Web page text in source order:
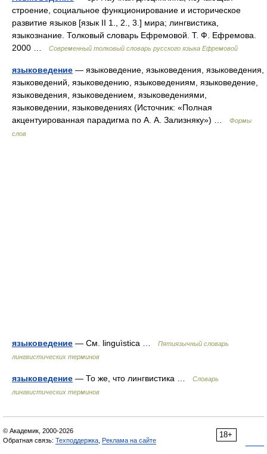
строение, социальное функционирование и историческое
развитие языков [язык II 1., 2., 3.] мира; лингвистика,
языкознание. Толковый словарь Ефремовой. Т. Ф. Ефремова.
2000 …
Современный толковый словарь русского языка Ефремовой
языковедение — языковедение, языковедения, языковедения,
языковедений, языковедению, языковедениям, языковедение,
языковедения, языковедением, языковедениями,
языковедении, языковедениях (Источник: «Полная
акцентуированная парадигма по А. А. Зализняку») …
Формы
слов
языковедение — См. linguìstica …
Пятиязычный словарь
лингвистических терминов
языковедение — То же, что лингвистика …
Словарь
лингвистических терминов
18+
© Академик, 2000-2026
Обратная связь: Техподдержка Реклама на сайте